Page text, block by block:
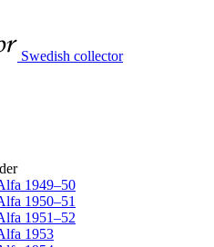
Swedish collector
1949–50
1950–51
1951–52
1953